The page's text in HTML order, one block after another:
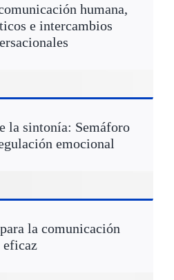
humana,
e intercambios
la sintonía: Semáforo
emocional
la comunicación
eficaz